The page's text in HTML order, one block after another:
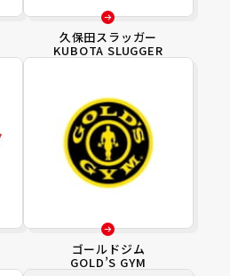
久保田スラッガー
KUBOTA SLUGGER
ゴールドジム
GOLD’S GYM